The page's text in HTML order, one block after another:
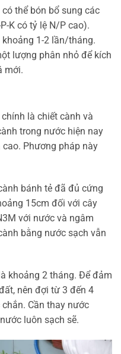
thể bón bổ sung các
K có tỷ lệ N/P cao).
1-2 lần/tháng.
lượng phân nhỏ để kích
mới.
là chiết cành và
trong nước hiện nay
cao. Phương pháp này
bánh tẻ đã đủ cứng
15cm đối với cây
với nước và ngâm
bằng nước sạch vẫn
khoảng 2 tháng. Để đảm
nên đợi từ 3 đến 4
Cần thay nước
luôn sạch sẽ.